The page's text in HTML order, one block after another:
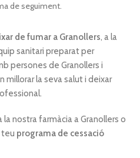
de seguiment.
de fumar a Granollers, a la
sanitari preparat per
persones de Granollers i
la seva salut i deixar
nostra farmàcia a Granollers o
teu programa de cessació